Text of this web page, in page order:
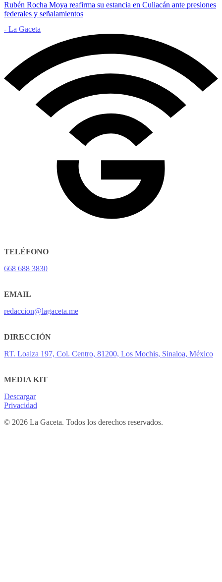
Rubén Rocha Moya reafirma su estancia en Culiacán ante presiones
federales y señalamientos
- La Gaceta
TELÉFONO
668 688 3830
EMAIL
redaccion@lagaceta.me
DIRECCIÓN
RT. Loaiza 197, Col. Centro, 81200, Los Mochis, Sinaloa, México
MEDIA KIT
Descargar
Privacidad
© 2026 La Gaceta. Todos los derechos reservados.